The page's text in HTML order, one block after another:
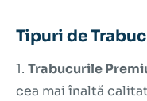
Tipuri de
1. Trabucurile
cea mai înaltă